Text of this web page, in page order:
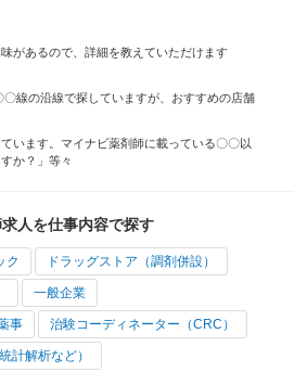
があるので、詳細を教えていただけます
〇線の沿線で探していますが、おすすめの店舗
います。マイナビ薬剤師に載っている〇〇以
か？」等々
人を仕事内容で探す
ク ドラッグストア（調剤併設）
一般企業
事 治験コーディネーター（CRC）
計解析など）